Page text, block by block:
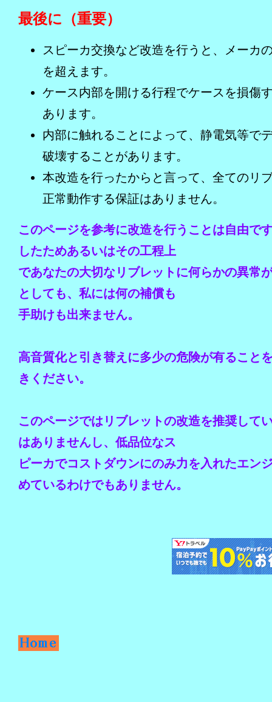
最後に（重要）
スピーカ交換など改造を行うと、メーカ
を超えます。
ケース内部を開ける行程でケースを損傷
あります。
内部に触れることによって、静電気等で
破壊することがあります。
本改造を行ったからと言って、全てのリ
正常動作する保証はありません。
このページを参考に改造を行うことは自由で
したためあるいはその工程上
であなたの大切なリブレットに何らかの異常
としても、私には何の補償も
手助けも出来ません。
高音質化と引き替えに多少の危険が有ること
きください。
このページではリブレットの改造を推奨して
はありませんし、低品位なス
ピーカでコストダウンにのみ力を入れたエン
めているわけでもありません。